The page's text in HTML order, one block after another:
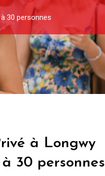
30 personnes
à Longwy
30 personnes